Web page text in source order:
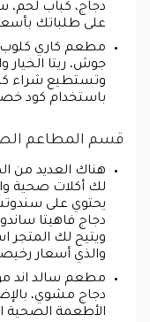
دجاج، كباب
على طلباتك
مطعم كاري كلوب
جوش، ريتا الخيار
وتستطيع شراء
باستخدام كود
قسم المطاعم
هناك العديد من
لك أكلات صحية
يحتوي على
دجاج فاهيتا
ويتيح لك المتجر
والذي أسعار
مطعم سالد اند
دجاج مشوي،
الأطعمة الصحية